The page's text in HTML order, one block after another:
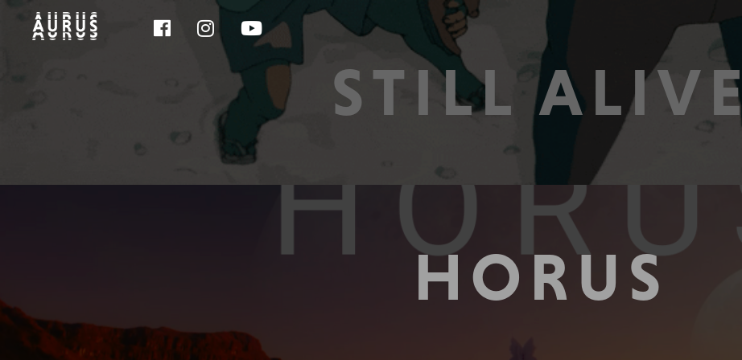
STILL ALIVE
HORUS